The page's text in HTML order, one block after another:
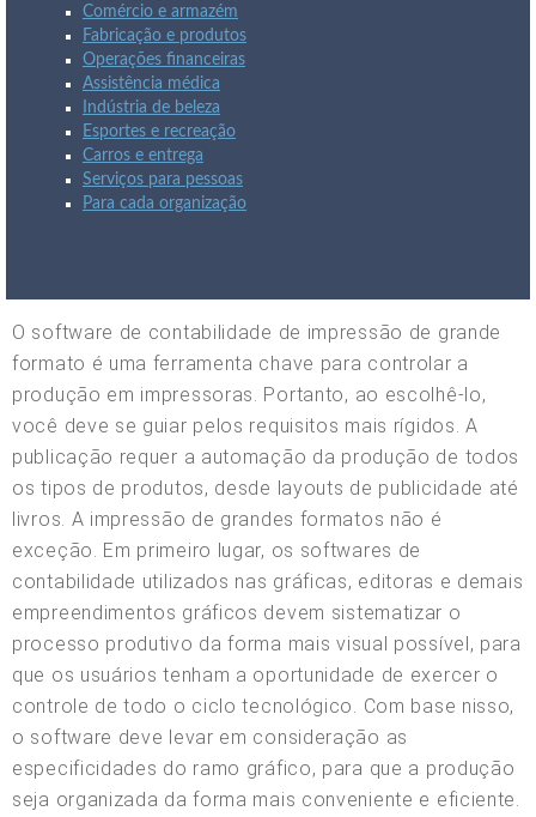
Comércio e armazém
Fabricação e produtos
Operações financeiras
Assistência médica
Indústria de beleza
Esportes e recreação
Carros e entrega
Serviços para pessoas
Para cada organização
O software de contabilidade de impressão de grande
formato é uma ferramenta chave para controlar a
produção em impressoras. Portanto, ao escolhê-lo,
você deve se guiar pelos requisitos mais rígidos. A
publicação requer a automação da produção de todos
os tipos de produtos, desde layouts de publicidade até
livros. A impressão de grandes formatos não é
exceção. Em primeiro lugar, os softwares de
contabilidade utilizados nas gráficas, editoras e demais
empreendimentos gráficos devem sistematizar o
processo produtivo da forma mais visual possível, para
que os usuários tenham a oportunidade de exercer o
controle de todo o ciclo tecnológico. Com base nisso,
o software deve levar em consideração as
especificidades do ramo gráfico, para que a produção
seja organizada da forma mais conveniente e eficiente.